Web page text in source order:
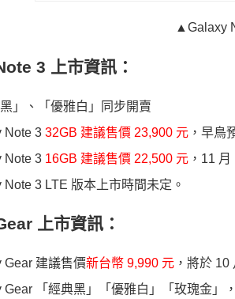
▲Galaxy
3 上市資訊：
黑」、「優雅白」同步開賣
Note 3 32GB 建議售價 23,900 元 ，早鳥
Note 3 16GB 建議售價 22,500 元 ，11
Note 3 LTE 版本上市時間未定。
上市資訊：
Gear 建議售價新台幣 9,990 元 ，將於
Gear 「經典黑」「優雅白」「玫瑰金」